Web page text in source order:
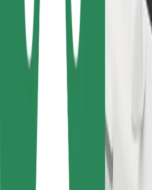
Para propietarios de flota
Para restaurantes
Bolt para empresas
Otros
Proveedores
Términos y Condiciones
Seguridad
¡Conseguí un viaje en minutos!